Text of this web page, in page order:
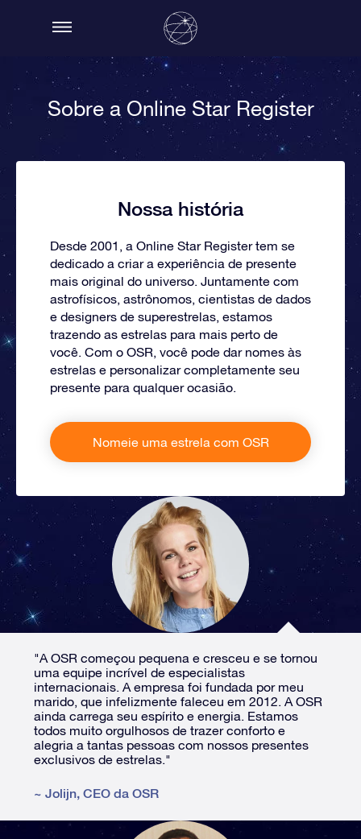
Sobre a Online Star Register
Nossa história
Desde 2001, a Online Star Register tem se
dedicado a criar a experiência de presente
mais original do universo. Juntamente com
astrofísicos, astrônomos, cientistas de dados
e designers de superestrelas, estamos
trazendo as estrelas para mais perto de
você. Com o OSR, você pode dar nomes às
estrelas e personalizar completamente seu
presente para qualquer ocasião.
Nomeie uma estrela com OSR
"A OSR começou pequena e cresceu e se tornou
uma equipe incrível de especialistas
internacionais. A empresa foi fundada por meu
marido, que infelizmente faleceu em 2012. A OSR
ainda carrega seu espírito e energia. Estamos
todos muito orgulhosos de trazer conforto e
alegria a tantas pessoas com nossos presentes
exclusivos de estrelas."
~ Jolijn, CEO da OSR